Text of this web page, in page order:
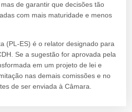
de garantir que decisões tão
com mais maturidade e menos
(PL-ES) é o relator designado para
Se a sugestão for aprovada pela
em um projeto de lei e
nas demais comissões e no
de ser enviada à Câmara.